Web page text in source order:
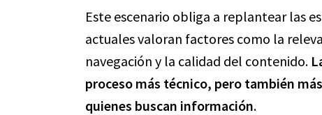
Este escenario obliga a replantear las
actuales valoran factores como la
navegación y la calidad del contenido.
proceso más técnico, pero también
quienes buscan información.